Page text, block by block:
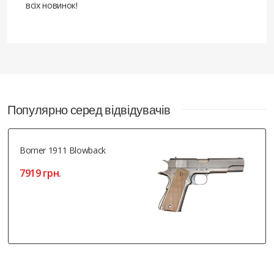
всіх новинок!
Популярно серед відвідувачів
Borner 1911 Blowback
7919 грн.